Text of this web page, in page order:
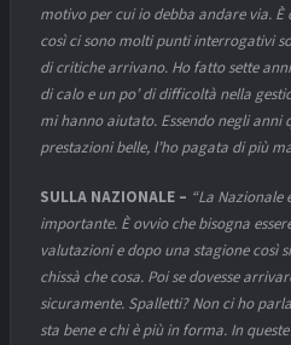
motivo per cui io debba andare via. È
così ci sono molti punti interrogativi
di critiche arrivano. Ho fatto sette anni
di calo e un po’ di difficoltà nella
mi hanno aiutato. Essendo negli anni
prestazioni belle, l’ho pagata di più
SULLA NAZIONALE – “La Nazionale
importante. È ovvio che bisogna
valutazioni e dopo una stagione così
chissà che cosa. Poi se dovesse
sicuramente. Spalletti? Non ci ho
sta bene e chi è più in forma. In